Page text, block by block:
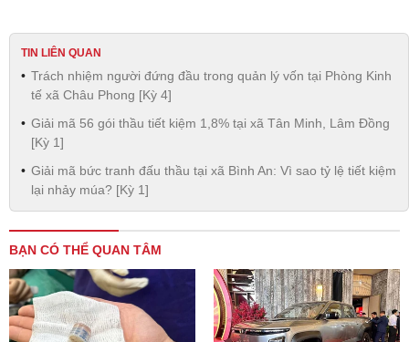
TIN LIÊN QUAN
Trách nhiệm người đứng đầu trong quản lý vốn tại Phòng Kinh
tế xã Châu Phong [Kỳ 4]
Giải mã 56 gói thầu tiết kiệm 1,8% tại xã Tân Minh, Lâm Đồng
[Kỳ 1]
Giải mã bức tranh đấu thầu tại xã Bình An: Vì sao tỷ lệ tiết kiệm
lại nhảy múa? [Kỳ 1]
BẠN CÓ THỂ QUAN TÂM